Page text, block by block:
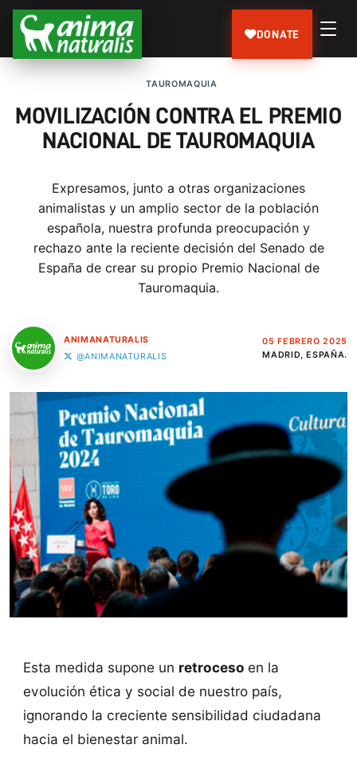
DONATE
TAUROMAQUIA
MOVILIZACIÓN CONTRA EL PREMIO
NACIONAL DE TAUROMAQUIA
Expresamos, junto a otras organizaciones
animalistas y un amplio sector de la población
española, nuestra profunda preocupación y
rechazo ante la reciente decisión del Senado de
España de crear su propio Premio Nacional de
Tauromaquia.
ANIMANATURALIS
@ANIMANATURALIS
05 FEBRERO 2025
MADRID, ESPAÑA.
Esta medida supone un retroceso en la
evolución ética y social de nuestro país,
ignorando la creciente sensibilidad ciudadana
hacia el bienestar animal.